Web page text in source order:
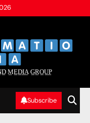
M̲E̲D̲I̲A̲ G̲R̲O̲U̲P̲
Subscribe